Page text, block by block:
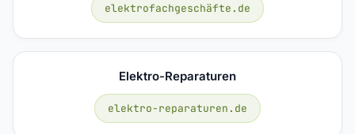
elektrofachgeschäfte.de
Elektro-Reparaturen
elektro-reparaturen.de